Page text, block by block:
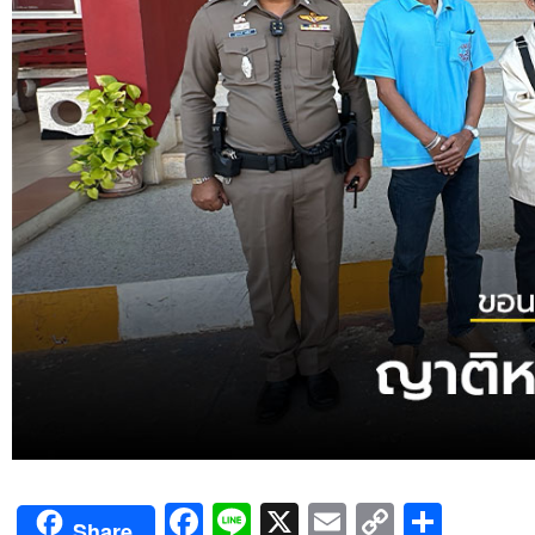
Facebook
Line
X Email
Copy